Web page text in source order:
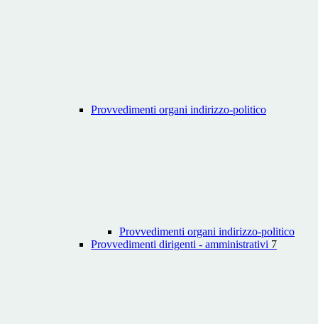
Provvedimenti organi indirizzo-politico
Provvedimenti organi indirizzo-politico
Provvedimenti dirigenti - amministrativi 7